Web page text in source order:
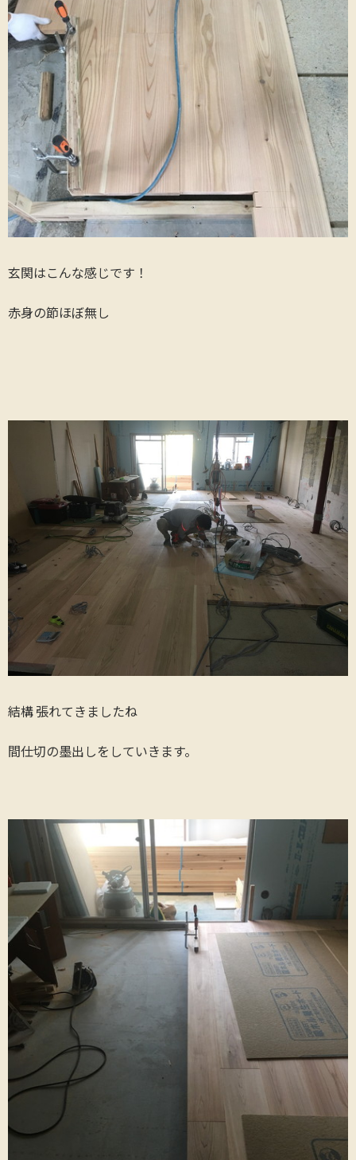
玄関はこんな感じです！
赤身の節ほぼ無し
結構 張れてきましたね
間仕切の墨出しをしていきます。